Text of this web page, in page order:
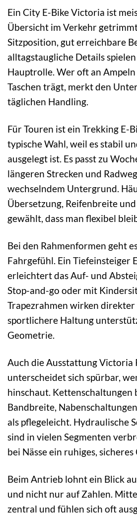
Ein City E-Bike Victoria ist
Übersicht im Verkehr
Sitzposition, gut erreichbare
alltagstaugliche Details
Hauptrolle. Wer oft an
Taschen trägt, merkt den
täglichen Handling.
Für Touren ist ein Trekking E-
typische Wahl, weil es stabil
ausgelegt ist. Es passt zu
längeren Strecken und
wechselndem Untergrund.
Übersetzung, Reifenbreite
gewählt, dass man flexibel
Bei den Rahmenformen geht
Fahrgefühl. Ein Tiefeinsteiger
erleichtert das Auf- und
Stop-and-go oder mit
Trapezrahmen wirken
sportlichere Haltung
Geometrie.
Auch die Ausstattung Victoria
unterscheidet sich spürbar,
hinschaut. Kettenschaltungen
Bandbreite,
als pflegeleicht. Hydraulische
sind in vielen Segmenten
bei Nässe ein ruhiges, sicheres
Beim Antrieb lohnt ein Blick
und nicht nur auf Zahlen.
zentral und fühlen sich oft